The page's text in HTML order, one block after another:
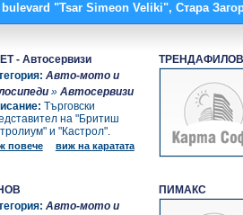
"Tsar Simeon Veliki", Стара
- Автосервизи
Авто-мото и
» Автосервизи
Търговски
на "Бритиш
и "Кастрол".
повече виж на каратата
Авто-мото и
ПИМАКС